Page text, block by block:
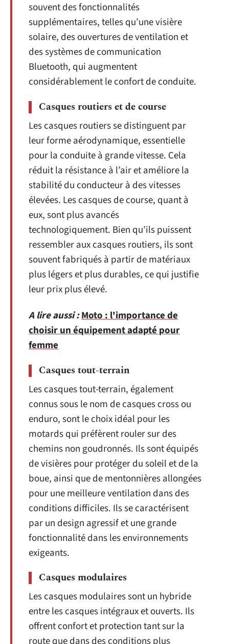
souvent des fonctionnalités
supplémentaires, telles qu’une visière
solaire, des ouvertures de ventilation et
des systèmes de communication
Bluetooth, qui augmentent
considérablement le confort de conduite.
Casques routiers et de course
Les casques routiers se distinguent par
leur forme aérodynamique, essentielle
pour la conduite à grande vitesse. Cela
réduit la résistance à l’air et améliore la
stabilité du conducteur à des vitesses
élevées. Les casques de course, quant à
eux, sont plus avancés
technologiquement. Bien qu’ils puissent
ressembler aux casques routiers, ils sont
souvent fabriqués à partir de matériaux
plus légers et plus durables, ce qui justifie
leur prix plus élevé.
A lire aussi :Moto : l'importance de
choisir un équipement adapté pour
femme
Casques tout-terrain
Les casques tout-terrain, également
connus sous le nom de casques cross ou
enduro, sont le choix idéal pour les
motards qui préfèrent rouler sur des
chemins non goudronnés. Ils sont équipés
de visières pour protéger du soleil et de la
boue, ainsi que de mentonnières allongées
pour une meilleure ventilation dans des
conditions difficiles. Ils se caractérisent
par un design agressif et une grande
fonctionnalité dans les environnements
exigeants.
Casques modulaires
Les casques modulaires sont un hybride
entre les casques intégraux et ouverts. Ils
offrent confort et protection tant sur la
route que dans des conditions plus